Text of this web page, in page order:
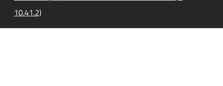
10.41.2)